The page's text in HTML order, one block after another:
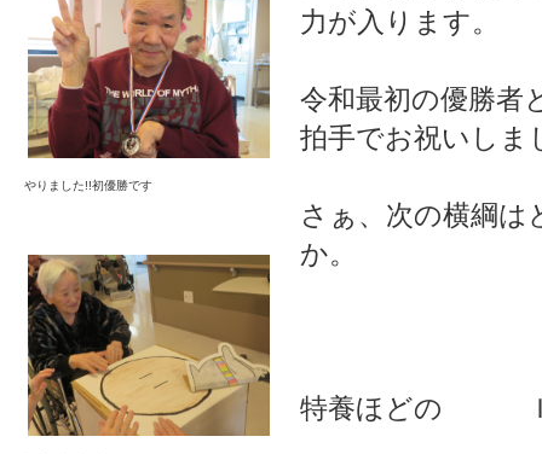
やりました!!初優勝です
力が入ります。
令和最初の優勝者
拍手でお祝いしま
さぁ、次の横綱
か。
特養ほどの